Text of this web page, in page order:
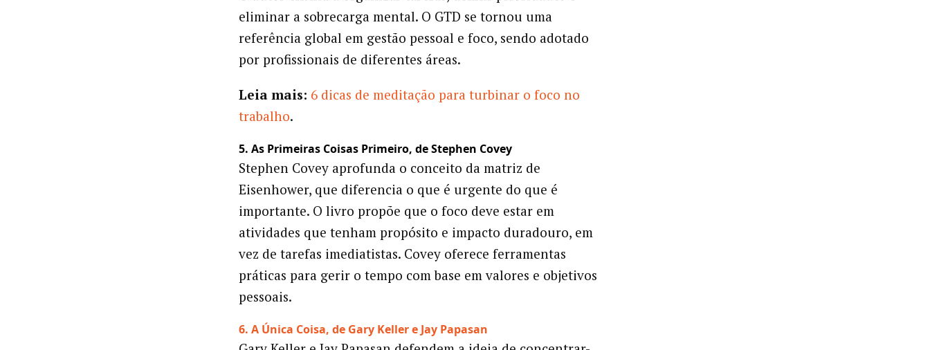
eliminar a sobrecarga mental. O GTD se tornou uma
referência global em gestão pessoal e foco, sendo adotado
por profissionais de diferentes áreas.
Leia mais: 6 dicas de meditação para turbinar o foco no
trabalho.
5. As Primeiras Coisas Primeiro, de Stephen Covey
Stephen Covey aprofunda o conceito da matriz de
Eisenhower, que diferencia o que é urgente do que é
importante. O livro propõe que o foco deve estar em
atividades que tenham propósito e impacto duradouro, em
vez de tarefas imediatistas. Covey oferece ferramentas
práticas para gerir o tempo com base em valores e objetivos
pessoais.
6. A Única Coisa, de Gary Keller e Jay Papasan